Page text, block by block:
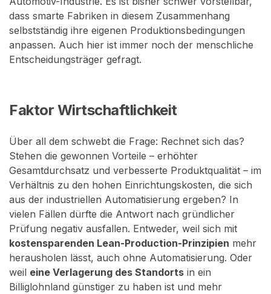
dass smarte Fabriken in diesem Zusammenhang
selbstständig ihre eigenen Produktionsbedingungen
anpassen. Auch hier ist immer noch der menschliche
Entscheidungsträger gefragt.
Faktor Wirtschaftlichkeit
Über all dem schwebt die Frage: Rechnet sich das?
Stehen die gewonnen Vorteile – erhöhter
Gesamtdurchsatz und verbesserte Produktqualität – im
Verhältnis zu den hohen Einrichtungskosten, die sich
aus der industriellen Automatisierung ergeben? In
vielen Fällen dürfte die Antwort nach gründlicher
Prüfung negativ ausfallen. Entweder, weil sich mit
kostensparenden Lean-Production-Prinzipien mehr
herausholen lässt, auch ohne Automatisierung. Oder
weil eine Verlagerung des Standorts in ein
Billiglohnland günstiger zu haben ist und mehr